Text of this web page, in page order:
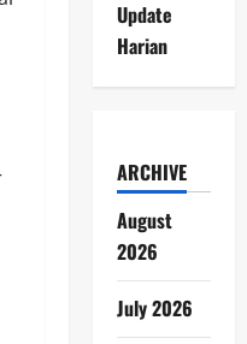
Update
Harian
ARCHIVE
August
2026
July 2026